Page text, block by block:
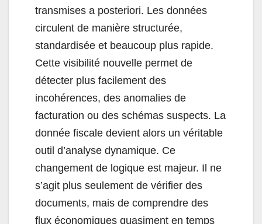
transmises a posteriori. Les données
circulent de manière structurée,
standardisée et beaucoup plus rapide.
Cette visibilité nouvelle permet de
détecter plus facilement des
incohérences, des anomalies de
facturation ou des schémas suspects. La
donnée fiscale devient alors un véritable
outil d’analyse dynamique. Ce
changement de logique est majeur. Il ne
s’agit plus seulement de vérifier des
documents, mais de comprendre des
flux économiques quasiment en temps